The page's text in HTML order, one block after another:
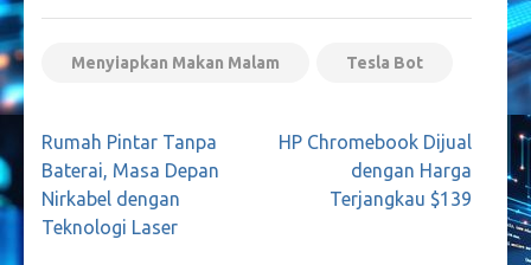
Menyiapkan Makan Malam Tesla Bot
Navigasi
pos
Rumah Pintar Tanpa
Baterai, Masa Depan
Nirkabel dengan
Teknologi Laser
HP Chromebook Dijual
dengan Harga
Terjangkau $139